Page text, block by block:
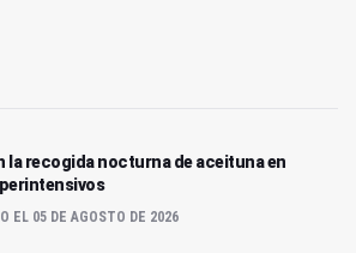
la recogida nocturna de aceituna en
EL 05 DE AGOSTO DE 2026